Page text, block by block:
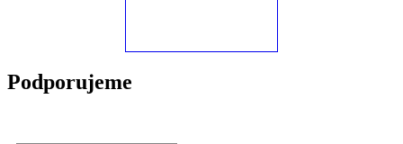
Podporujeme